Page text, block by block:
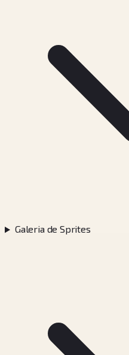
Galeria de Sprites